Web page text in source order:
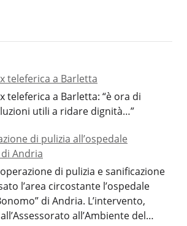
teleferica a Barletta
teleferica a Barletta: “è ora di
utili a ridare dignità…”
di pulizia all’ospedale
Andria
di pulizia e sanificazione
l’area circostante l’ospedale
di Andria. L’intervento,
all’Ambiente del